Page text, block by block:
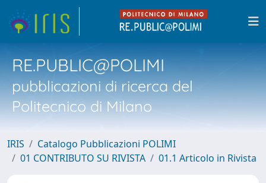
RE.PUBLIC@POLIMI
pubblicazioni di ricerca del
Politecnico di Milano
IRIS
Catalogo Pubblicazioni POLIMI
01 CONTRIBUTO SU RIVISTA
01.1 Articolo in Rivista